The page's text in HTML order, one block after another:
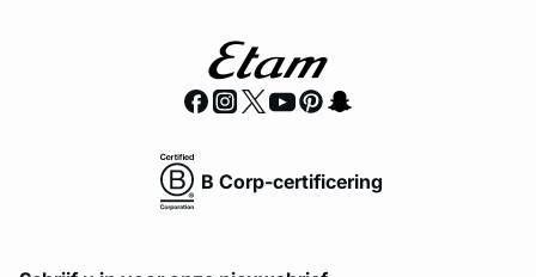
B Corp-certificering